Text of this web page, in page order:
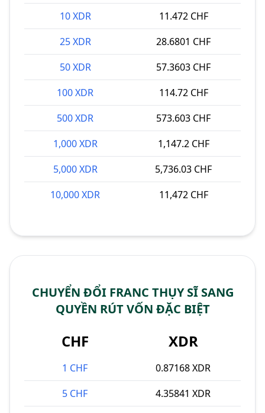
10 XDR
11.472 CHF
25 XDR
28.6801 CHF
50 XDR
57.3603 CHF
100 XDR
114.72 CHF
500 XDR
573.603 CHF
1,000 XDR
1,147.2 CHF
5,000 XDR
5,736.03 CHF
10,000 XDR
11,472 CHF
CHUYỂN ĐỔI FRANC THỤY SĨ SANG
QUYỀN RÚT VỐN ĐẶC BIỆT
CHF XDR
1 CHF
0.87168 XDR
5 CHF
4.35841 XDR